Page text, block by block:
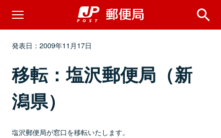
発表日：2009年11月17日
移転：塩沢郵便局（新
潟県）
塩沢郵便局が窓口を移転いたします。